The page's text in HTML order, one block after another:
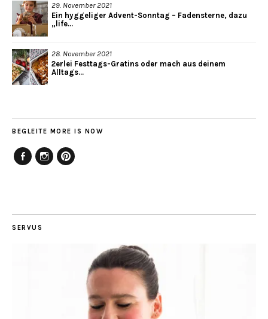
29. November 2021
Ein hyggeliger Advent-Sonntag – Fadensterne, dazu
„life...
28. November 2021
2erlei Festtags-Gratins oder mach aus deinem
Alltags...
BEGLEITE MORE IS NOW
SERVUS